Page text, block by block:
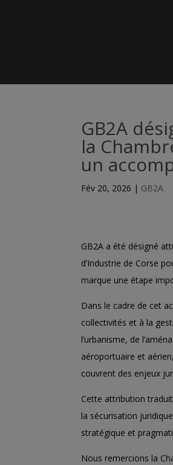
GB2A
la
un
Fév 20, 2026 | GB2A
GB2A a été désigné
d’Industrie de Corse
marque une étape
Dans le cadre de cet
collectivités et à la
l’urbanisme, de
aéroportuaire et
couvrent des enjeux
Cette attribution
la sécurisation
stratégique et
Nous remercions la